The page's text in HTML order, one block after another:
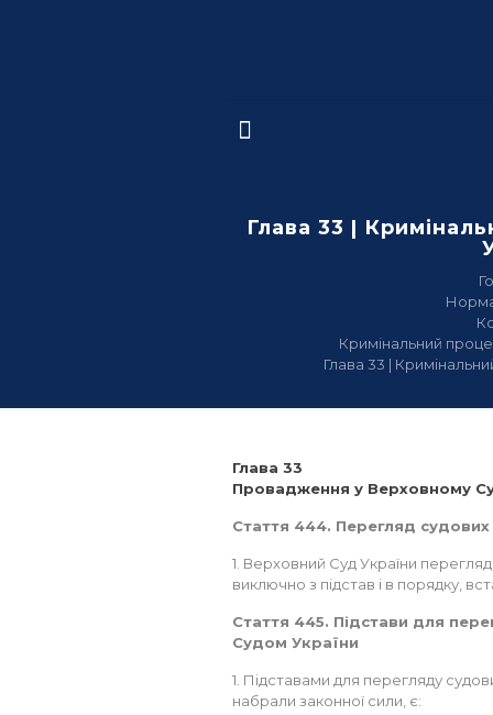
Глава 33 |
Кримінальний
Глава 33 |
Глава 33
Провадження у Верховному
Стаття 444. Перегляд
1. Верховний Суд України
виключно з підстав і в порядку,
Стаття 445. Підстави для
Судом України
1. Підставами для перегляду
набрали законної сили, є: